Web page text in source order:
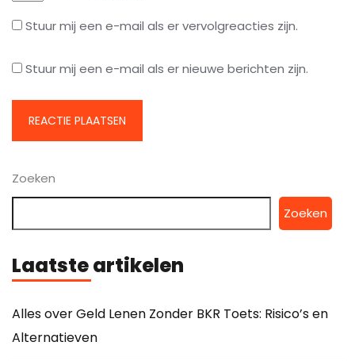
Stuur mij een e-mail als er vervolgreacties zijn.
Stuur mij een e-mail als er nieuwe berichten zijn.
Zoeken
Zoeken
Laatste artikelen
Alles over Geld Lenen Zonder BKR Toets: Risico’s en
Alternatieven